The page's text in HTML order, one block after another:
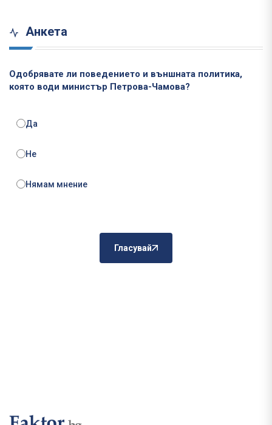
Анкета
Одобрявате ли поведението и външната политика,
която води министър Петрова-Чамова?
Да
Не
Нямам мнение
Гласувай